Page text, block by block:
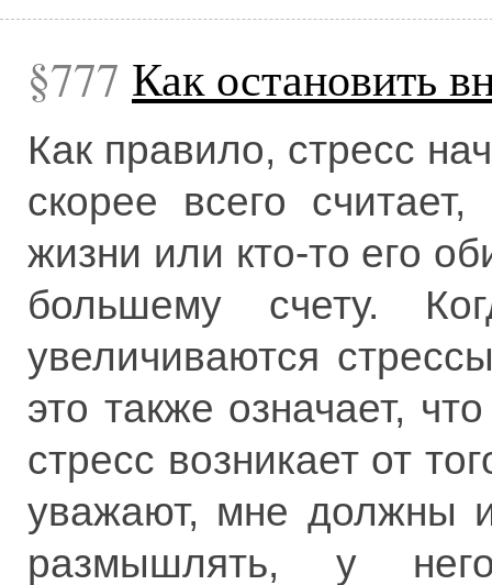
777 Как остановить
Как правило, стресс
скорее всего
жизни или кто-то его
большему счету.
увеличиваются
это также означает,
стресс возникает от
уважают, мне должны
размышлять, у